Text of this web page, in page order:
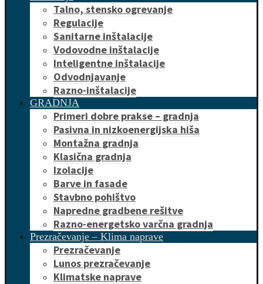
Talno, stensko ogrevanje
Regulacije
Sanitarne inštalacije
Vodovodne inštalacije
Inteligentne inštalacije
Odvodnjavanje
Razno-inštalacije
GRADNJA
Primeri dobre prakse – gradnja
Pasivna in nizkoenergijska hiša
Montažna gradnja
Klasična gradnja
Izolacije
Barve in fasade
Stavbno pohištvo
Napredne gradbene rešitve
Razno-energetsko varčna gradnja
Prezračevanje – Klima naprave
Prezračevanje
Lunos prezračevanje
Klimatske naprave